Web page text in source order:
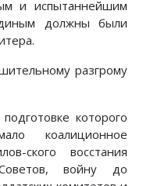
и испытаннейшим
должны были
разгрому
которого
коалиционное
ского восстания
войну до